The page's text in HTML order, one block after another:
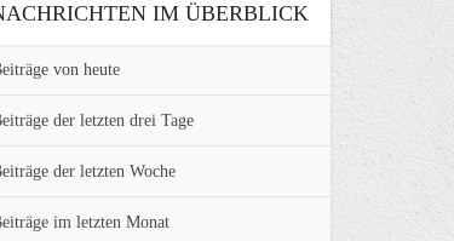
IM ÜBERBLICK
von heute
der letzten drei Tage
der letzten Woche
im letzten Monat